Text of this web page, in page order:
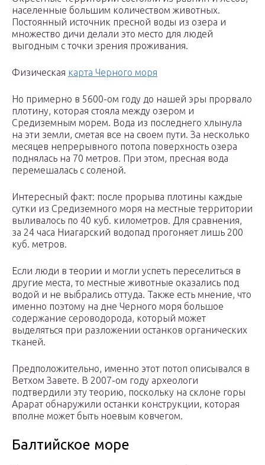
населенные большим количеством животных.
Постоянный источник пресной воды из озера и
множество дичи делали это место для людей
выгодным с точки зрения проживания.
Физическая карта Черного моря
Но примерно в 5600-ом году до нашей эры прорвало
плотину, которая стояла между озером и
Средиземным морем. Вода из последнего хлынула
на эти земли, сметая все на своем пути. За несколько
месяцев непрерывного потопа поверхность озера
поднялась на 70 метров. При этом, пресная вода
перемешалась с соленой.
Интересный факт: после прорыва плотины каждые
сутки из Средиземного моря на местные территории
выливалось по 40 куб. километров. Для сравнения,
за 24 часа Ниагарский водопад прогоняет лишь 200
куб. метров.
Если люди в теории и могли успеть переселиться в
другие места, то местные животные оказались под
водой и не выбрались оттуда. Также есть мнение, что
именно поэтому на дне Черного моря большое
содержание сероводорода, который может
выделяться при разложении останков органических
тканей.
Предположительно, именно этот потоп описывался в
Ветхом Завете. В 2007-ом году археологи
подтвердили эту теорию, поскольку на склоне горы
Арарат обнаружили останки конструкции, которая
вполне может быть ноевым ковчегом.
Балтийское море